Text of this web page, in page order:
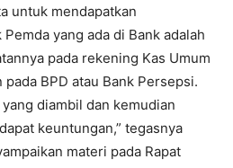
untuk mendapatkan
yang ada di Bank adalah
pada rekening Kas Umum
BPD atau Bank Persepsi.
diambil dan kemudian
keuntungan,” tegasnya
materi pada Rapat